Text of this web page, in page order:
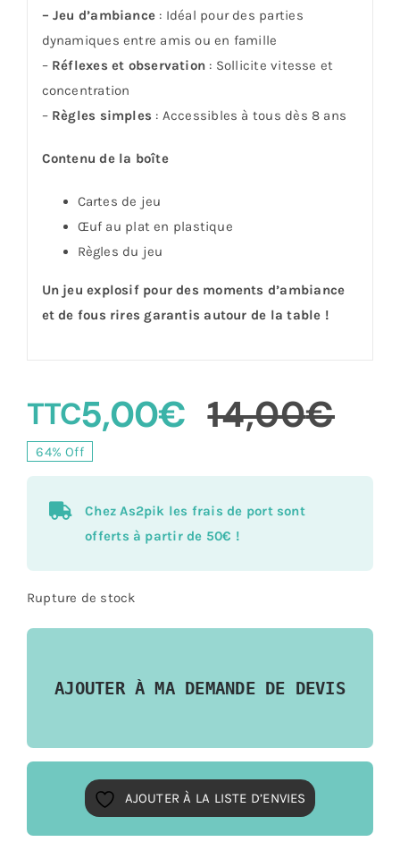
– Jeu d’ambiance : Idéal pour des parties
dynamiques entre amis ou en famille
– Réflexes et observation : Sollicite vitesse et
concentration
– Règles simples : Accessibles à tous dès 8 ans
Contenu de la boîte
Cartes de jeu
Œuf au plat en plastique
Règles du jeu
Un jeu explosif pour des moments d’ambiance
et de fous rires garantis autour de la table !
14,00€
prix
5,00€
prix
TTC
64% Off
Chez As2pik les frais de port sont
offerts à partir de 50€ !
Rupture de stock
AJOUTER À MA DEMANDE DE DEVIS
AJOUTER À LA LISTE D’ENVIES